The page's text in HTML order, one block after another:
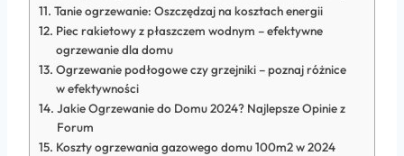
Tanie ogrzewanie: Oszczędzaj na kosztach energii
Piec rakietowy z płaszczem wodnym – efektywne
ogrzewanie dla domu
Ogrzewanie podłogowe czy grzejniki – poznaj różnice
w efektywności
Jakie Ogrzewanie do Domu 2024? Najlepsze Opinie z
Forum
Koszty ogrzewania gazowego domu 100m2 w 2024